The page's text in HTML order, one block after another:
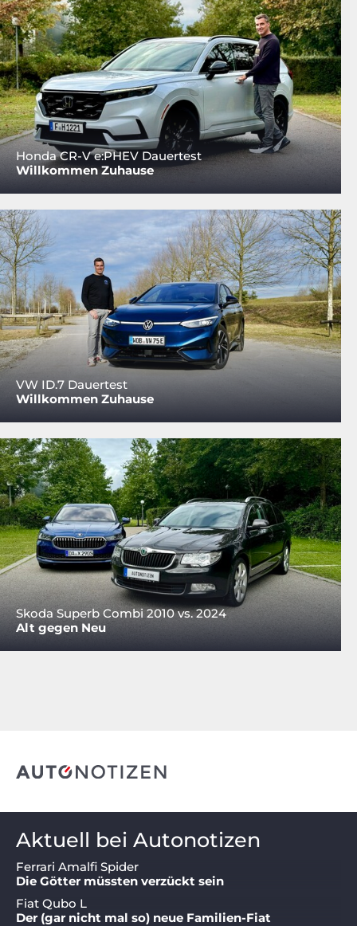
Honda CR-V e:PHEV Dauertest
Willkommen Zuhause
VW ID.7 Dauertest
Willkommen Zuhause
Skoda Superb Combi 2010 vs. 2024
Alt gegen Neu
Aktuell bei Autonotizen
Ferrari Amalfi Spider
Die Götter müssten verzückt sein
Fiat Qubo L
Der (gar nicht mal so) neue Familien-Fiat